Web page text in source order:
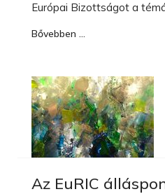
Európai Bizottságot a
Bővebben …
Az EuRIC